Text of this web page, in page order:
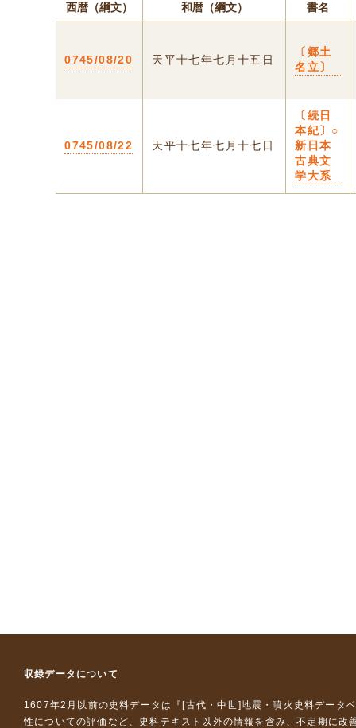
西暦（綱文） 和暦（綱文） 書名
0745/08/20 天平十七年七月十五日
〔郷土
名立〕
0745/08/22 天平十七年七月十七日
〔続日
本紀〕○
新日本
古典文
学大系
収録データについて
1607年2月以前の史料データは『 [古代・中世]地震・噴火史料データ
性についての評価など、史料テキスト以外の情報を含み、不定期に改